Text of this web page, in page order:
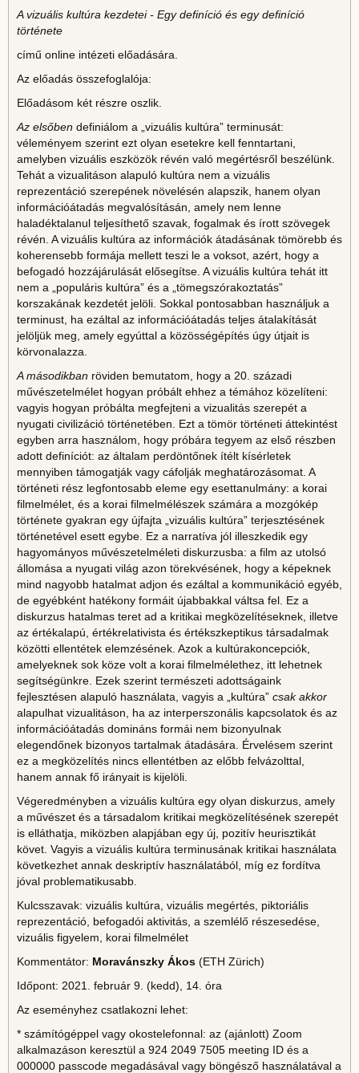
A vizuális kultúra kezdetei - Egy definíció és egy definíció
története
című online intézeti előadására.
Az előadás összefoglalója:
Előadásom két részre oszlik.
Az elsőben definiálom a „vizuális kultúra” terminusát:
véleményem szerint ezt olyan esetekre kell fenntartani,
amelyben vizuális eszközök révén való megértésről beszélünk.
Tehát a vizualitáson alapuló kultúra nem a vizuális
reprezentáció szerepének növelésén alapszik, hanem olyan
információátadás megvalósításán, amely nem lenne
haladéktalanul teljesíthető szavak, fogalmak és írott szövegek
révén. A vizuális kultúra az információk átadásának tömörebb és
koherensebb formája mellett teszi le a voksot, azért, hogy a
befogadó hozzájárulását elősegítse. A vizuális kultúra tehát itt
nem a „populáris kultúra” és a „tömegszórakoztatás”
korszakának kezdetét jelöli. Sokkal pontosabban használjuk a
terminust, ha ezáltal az információátadás teljes átalakítását
jelöljük meg, amely egyúttal a közösségépítés úgy útjait is
körvonalazza.
A másodikban röviden bemutatom, hogy a 20. századi
művészetelmélet hogyan próbált ehhez a témához közelíteni:
vagyis hogyan próbálta megfejteni a vizualitás szerepét a
nyugati civilizáció történetében. Ezt a tömör történeti áttekintést
egyben arra használom, hogy próbára tegyem az első részben
adott definíciót: az általam perdöntőnek ítélt kísérletek
mennyiben támogatják vagy cáfolják meghatározásomat. A
történeti rész legfontosabb eleme egy esettanulmány: a korai
filmelmélet, és a korai filmelmélészek számára a mozgókép
története gyakran egy újfajta „vizuális kultúra” terjesztésének
történetével esett egybe. Ez a narratíva jól illeszkedik egy
hagyományos művészetelméleti diskurzusba: a film az utolsó
állomása a nyugati világ azon törekvésének, hogy a képeknek
mind nagyobb hatalmat adjon és ezáltal a kommunikáció egyéb,
de egyébként hatékony formáit újabbakkal váltsa fel. Ez a
diskurzus hatalmas teret ad a kritikai megközelítéseknek, illetve
az értékalapú, értékrelativista és értékszkeptikus társadalmak
közötti ellentétek elemzésének. Azok a kultúrakoncepciók,
amelyeknek sok köze volt a korai filmelmélethez, itt lehetnek
segítségünkre. Ezek szerint természeti adottságaink
fejlesztésen alapuló használata, vagyis a „kultúra” csak akkor
alapulhat vizualitáson, ha az interperszonális kapcsolatok és az
információátadás domináns formái nem bizonyulnak
elegendőnek bizonyos tartalmak átadására. Érvelésem szerint
ez a megközelítés nincs ellentétben az előbb felvázolttal,
hanem annak fő irányait is kijelöli.
Végeredményben a vizuális kultúra egy olyan diskurzus, amely
a művészet és a társadalom kritikai megközelítésének szerepét
is elláthatja, miközben alapjában egy új, pozitív heurisztikát
követ. Vagyis a vizuális kultúra terminusának kritikai használata
következhet annak deskriptív használatából, míg ez fordítva
jóval problematikusabb.
Kulcsszavak: vizuális kultúra, vizuális megértés, piktoriális
reprezentáció, befogadói aktivitás, a szemlélő részesedése,
vizuális figyelem, korai filmelmélet
Kommentátor: Moravánszky Ákos (ETH Zürich)
Időpont: 2021. február 9. (kedd), 14. óra
Az eseményhez csatlakozni lehet:
* számítógéppel vagy okostelefonnal: az (ajánlott) Zoom
alkalmazáson keresztül a 924 2049 7505 meeting ID és a
000000 passcode megadásával vagy böngésző használatával a